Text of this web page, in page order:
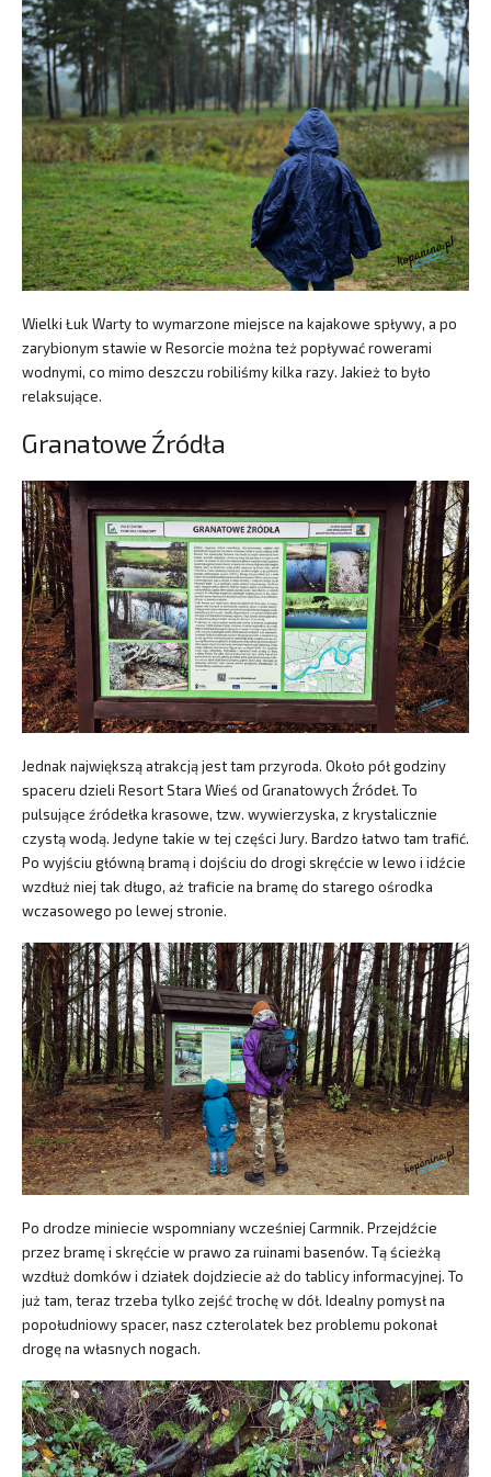
Wielki Łuk Warty to wymarzone miejsce na kajakowe spływy, a po
zarybionym stawie w Resorcie można też popływać rowerami
wodnymi, co mimo deszczu robiliśmy kilka razy. Jakież to było
relaksujące.
Granatowe Źródła
Jednak największą atrakcją jest tam przyroda. Około pół godziny
spaceru dzieli Resort Stara Wieś od Granatowych Źródeł. To
pulsujące źródełka krasowe, tzw. wywierzyska, z krystalicznie
czystą wodą. Jedyne takie w tej części Jury. Bardzo łatwo tam trafić.
Po wyjściu główną bramą i dojściu do drogi skręćcie w lewo i idźcie
wzdłuż niej tak długo, aż traficie na bramę do starego ośrodka
wczasowego po lewej stronie.
Po drodze miniecie wspomniany wcześniej Carmnik. Przejdźcie
przez bramę i skręćcie w prawo za ruinami basenów. Tą ścieżką
wzdłuż domków i działek dojdziecie aż do tablicy informacyjnej. To
już tam, teraz trzeba tylko zejść trochę w dół. Idealny pomysł na
popołudniowy spacer, nasz czterolatek bez problemu pokonał
drogę na własnych nogach.